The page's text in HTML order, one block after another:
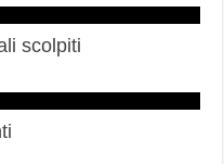
scolpiti